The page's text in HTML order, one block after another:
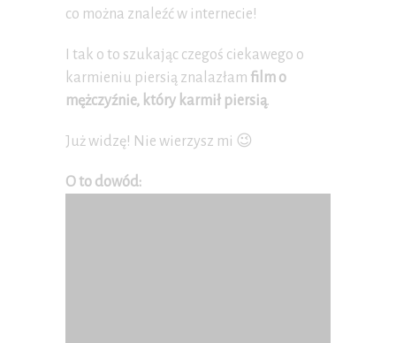
co można znaleźć w internecie!
I tak o to szukając czegoś ciekawego o
karmieniu piersią znalazłam film o
mężczyźnie, który karmił piersią.
Już widzę! Nie wierzysz mi 😉
O to dowód: